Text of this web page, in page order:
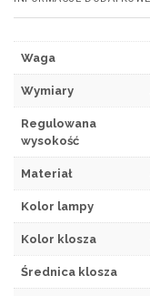
Waga
Wymiary
Regulowana
wysokość
Materiał
Kolor lampy
Kolor klosza
Średnica klosza